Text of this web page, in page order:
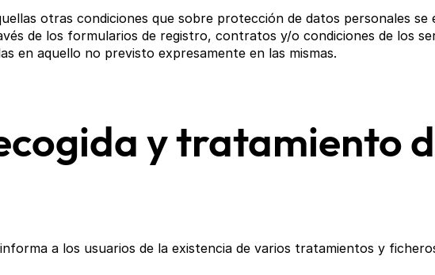
otras condiciones que sobre protección de datos personales
de los formularios de registro, contratos y/o condiciones de los
en aquello no previsto expresamente en las mismas.
y tratamiento
a los usuarios de la existencia de varios tratamientos y